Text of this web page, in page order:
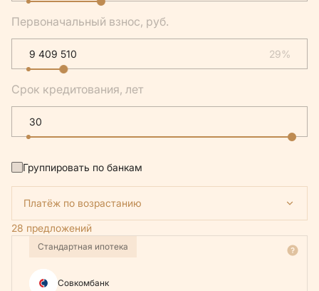
Первоначальный взнос, руб.
29%
Срок кредитования, лет
Группировать по банкам
Платёж по возрастанию
28 предложений
Стандартная ипотека
Совкомбанк